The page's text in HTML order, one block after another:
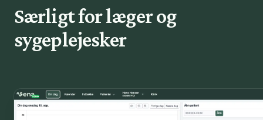
Særligt for læger og
sygeplejesker